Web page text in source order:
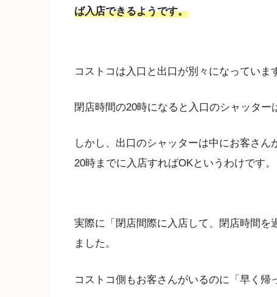
ば入店できるようです。
コストコは入口と出口が別々になっていま
閉店時間の20時になると入口のシャッター
しかし、出口のシャッターは中にお客さ
20時までに入店すればOKというわけです。
実際に「閉店間際に入店して、閉店時間を
ました。
コストコ側もお客さんがいるのに「早く